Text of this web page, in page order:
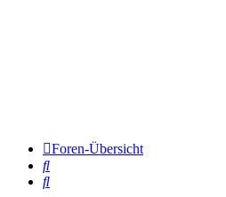
Foren-Übersicht
Suche
Suche